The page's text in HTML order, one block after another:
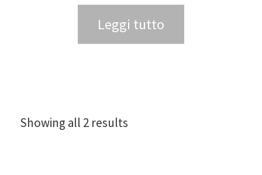
Leggi tutto
Showing all 2 results